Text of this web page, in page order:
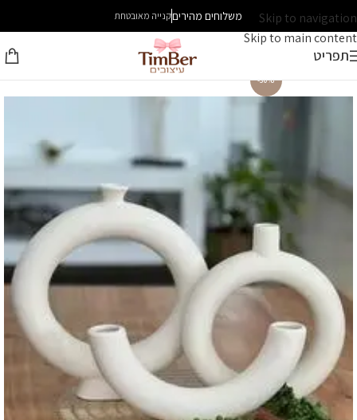
Skip to navigation
Skip to main content
משלוחים מהיריםקנייה מאובטחת
תפריט
-30%